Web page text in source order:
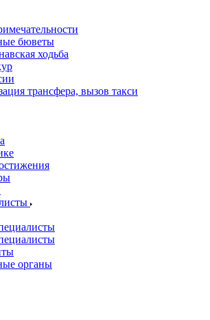
бюветы
ходьба
трансфера, вызов такси
органы